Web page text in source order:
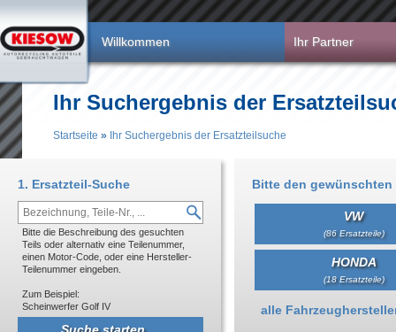
Willkommen Ihr Partner
Ihr Suchergebnis der
Startseite » Ihr Suchergebnis der Ersatzteilsuche
Bitte den gewünschten
VW
(86 Ersatzteile)
HONDA
(18 Ersatzteile)
Anzeigen
alle
1. Ersatzteil-Suche
Bitte die Beschreibung des gesuchten
Teils oder alternativ eine Teilenummer,
einen Motor-Code, oder eine Hersteller-
Teilenummer eingeben.
Zum Beispiel:
Scheinwerfer Golf IV